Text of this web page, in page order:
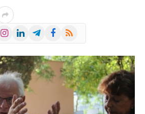
Instagram
LinkedInTelegramFacebook
RSS